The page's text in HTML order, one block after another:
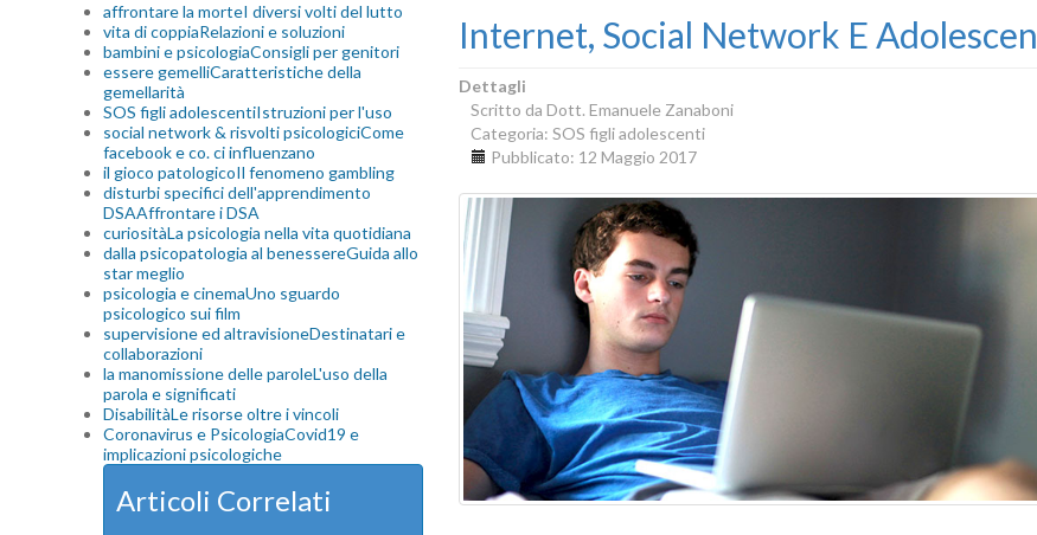
affrontare la morteI diversi volti del lutto
vita di coppiaRelazioni e soluzioni
bambini e psicologiaConsigli per genitori
essere gemelliCaratteristiche della
gemellarità
SOS figli adolescentiIstruzioni per l'uso
social network & risvolti psicologiciCome
facebook e co. ci influenzano
il gioco patologicoIl fenomeno gambling
disturbi specifici dell'apprendimento
DSAAffrontare i DSA
curiositàLa psicologia nella vita quotidiana
dalla psicopatologia al benessereGuida allo
star meglio
psicologia e cinemaUno sguardo
psicologico sui film
supervisione ed altravisioneDestinatari e
collaborazioni
la manomissione delle paroleL'uso della
parola e significati
DisabilitàLe risorse oltre i vincoli
Coronavirus e PsicologiaCovid19 e
implicazioni psicologiche
Articoli Correlati
Internet, Social Network E
Dettagli
Scritto da Dott. Emanuele Zanaboni
Categoria: SOS figli adolescenti
Pubblicato: 12 Maggio 2017